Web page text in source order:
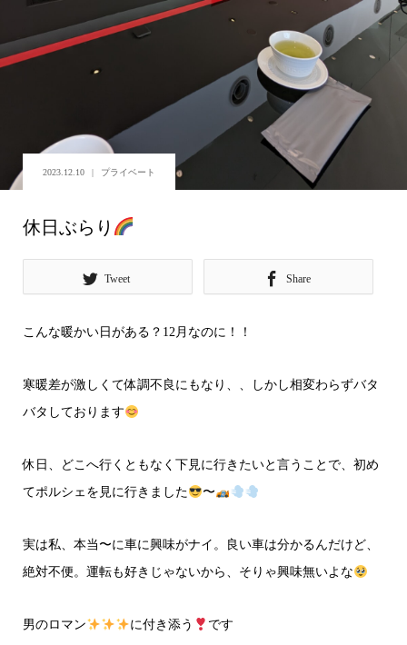
2023.12.10 プライベート
休日ぶらり
Tweet Share
こんな暖かい日がある？12月なのに！！
寒暖差が激しくて体調不良にもなり、、しかし相変わらずバタ
バタしております
休日、どこへ行くともなく下見に行きたいと言うことで、初め
てポルシェを見に行きました
〜
実は私、本当〜に車に興味がナイ。良い車は分かるんだけど、
絶対不便。運転も好きじゃないから、そりゃ興味無いよな
男のロマン に付き添う です